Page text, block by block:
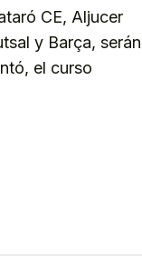
CE, Aljucer
y Barça, serán
el curso